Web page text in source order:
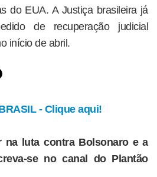
do EUA. A Justiça brasileira já
de recuperação judicial
início de abril.
- Clique aqui!
na luta contra Bolsonaro e a
se no canal do Plantão